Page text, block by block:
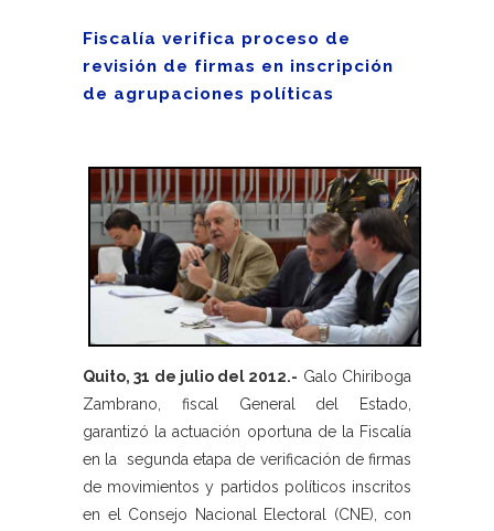
Fiscalía verifica proceso de
revisión de firmas en inscripción
de agrupaciones políticas
Quito, 31 de julio del 2012.- Galo Chiriboga
Zambrano, fiscal General del Estado,
garantizó la actuación oportuna de la Fiscalía
en la segunda etapa de verificación de firmas
de movimientos y partidos políticos inscritos
en el Consejo Nacional Electoral (CNE), con